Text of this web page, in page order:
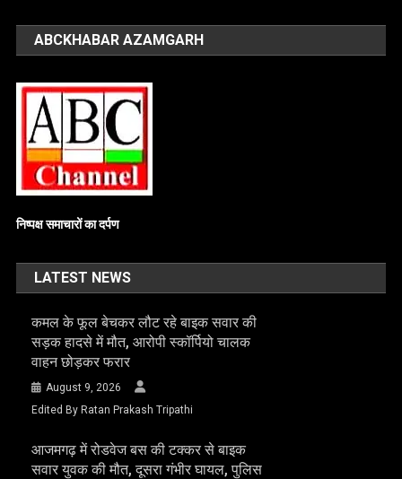
ABCKHABAR AZAMGARH
निष्पक्ष समाचारों का दर्पण
LATEST NEWS
कमल के फूल बेचकर लौट रहे बाइक सवार की
सड़क हादसे में मौत, आरोपी स्कॉर्पियो चालक
वाहन छोड़कर फरार
August 9, 2026
Edited By Ratan Prakash Tripathi
आजमगढ़ में रोडवेज बस की टक्कर से बाइक
सवार युवक की मौत, दूसरा गंभीर घायल, पुलिस